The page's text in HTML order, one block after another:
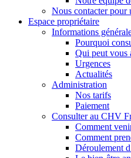
Nous contacter pour
Espace propriétaire
Informations
Pourquoi
Qui peut vous
Urgences
Actualités
Administration
Nos tarifs
Paiement
Consulter au CHV
Comment
Comment
Déroulement